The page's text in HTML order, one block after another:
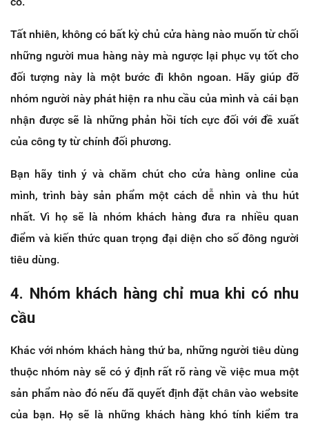
Tất nhiên, không có bất kỳ chủ cửa hàng nào muốn từ chối
những người mua hàng này mà ngược lại phục vụ tốt cho
đối tượng này là một bước đi khôn ngoan. Hãy giúp đỡ
nhóm người này phát hiện ra nhu cầu của mình và cái bạn
nhận được sẽ là những phản hồi tích cực đối với đề xuất
của công ty từ chính đối phương.
Bạn hãy tinh ý và chăm chút cho cửa hàng online của
mình, trình bày sản phẩm một cách dễ nhìn và thu hút
nhất. Vì họ sẽ là nhóm khách hàng đưa ra nhiều quan
điểm và kiến thức quan trọng đại diện cho số đông người
tiêu dùng.
4. Nhóm khách hàng chỉ mua khi có nhu
cầu
Khác với nhóm khách hàng thứ ba, những người tiêu dùng
thuộc nhóm này sẽ có ý định rất rõ ràng về việc mua một
sản phẩm nào đó nếu đã quyết định đặt chân vào website
của bạn. Họ sẽ là những khách hàng khó tính kiểm tra